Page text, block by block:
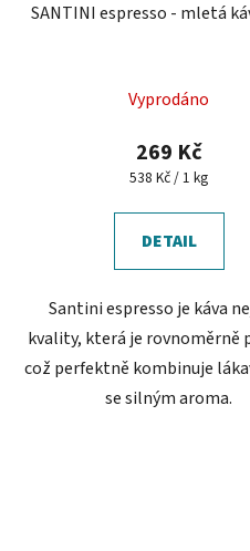
SANTINI espresso - mletá
Vyprodáno
269 Kč
Měrná
538 Kč / 1 kg
DETAIL
Santini espresso je káva
kvality, která je rovnoměrně
což perfektně kombinuje
se silným aroma.